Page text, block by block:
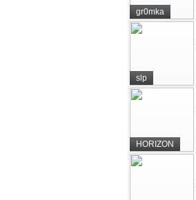
gr0mka
slp
HORIZON